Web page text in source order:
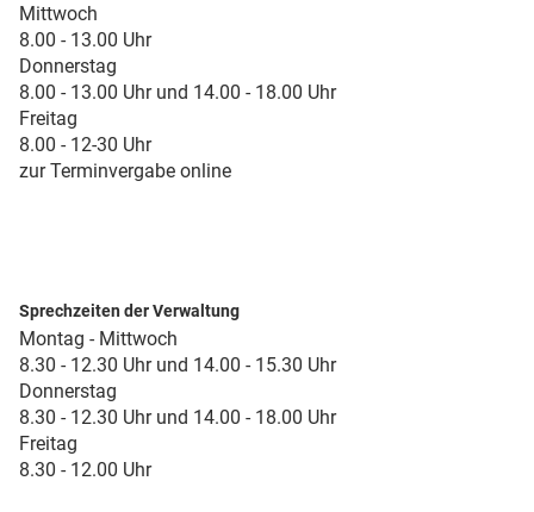
Mittwoch
8.00 - 13.00 Uhr
Donnerstag
8.00 - 13.00 Uhr und 14.00 - 18.00 Uhr
Freitag
8.00 - 12-30 Uhr
zur Terminvergabe online
Sprechzeiten der Verwaltung
Montag - Mittwoch
8.30 - 12.30 Uhr und 14.00 - 15.30 Uhr
Donnerstag
8.30 - 12.30 Uhr und 14.00 - 18.00 Uhr
Freitag
8.30 - 12.00 Uhr